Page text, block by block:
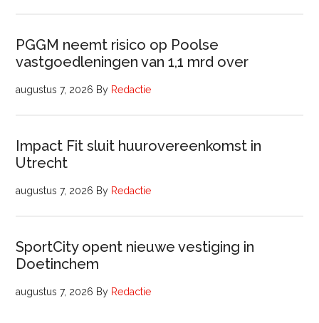
PGGM neemt risico op Poolse
vastgoedleningen van 1,1 mrd over
augustus 7, 2026 By Redactie
Impact Fit sluit huurovereenkomst in
Utrecht
augustus 7, 2026 By Redactie
SportCity opent nieuwe vestiging in
Doetinchem
augustus 7, 2026 By Redactie